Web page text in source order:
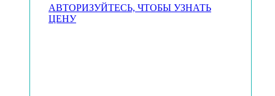
АВТОРИЗУЙТЕСЬ, ЧТОБЫ УЗНАТЬ
ЦЕНУ